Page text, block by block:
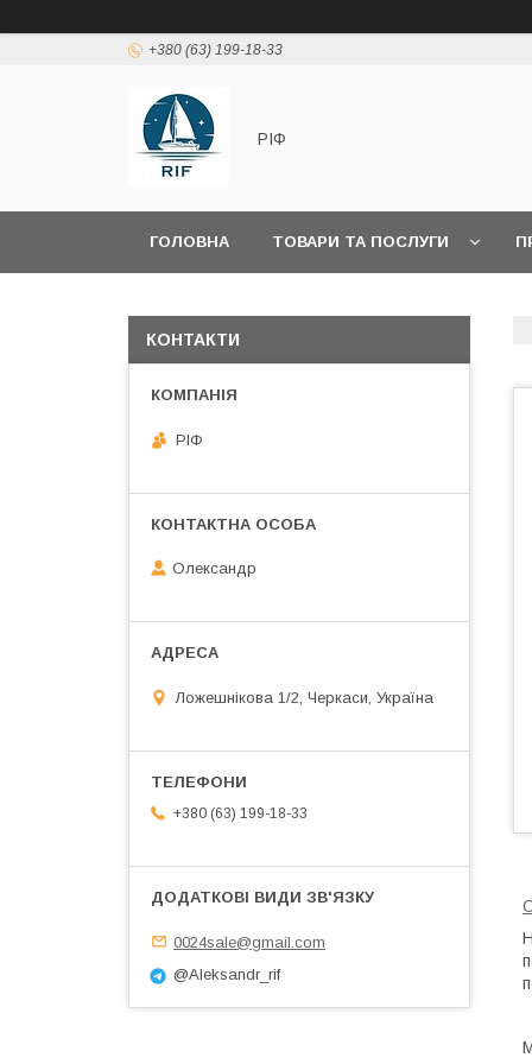
+380 (63) 199-18-33
РІФ
ГОЛОВНА ТОВАРИ ТА ПОСЛУГИ
КОНТАКТИ
РІФ
Олександр
Ложешнікова 1/2, Черкаси, Україна
+380 (63) 199-18-33
0024sale@gmail.com
@Aleksandr_rif